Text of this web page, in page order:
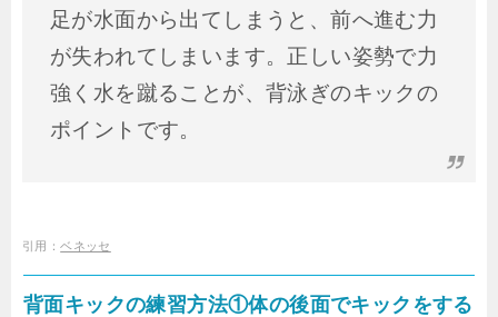
足が水面から出てしまうと、前へ進む力
が失われてしまいます。正しい姿勢で力
強く水を蹴ることが、背泳ぎのキックの
ポイントです。
引用：ベネッセ
背面キックの練習方法①体の後面でキックをする